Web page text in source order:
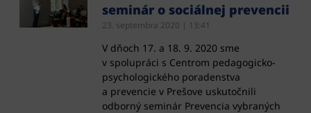
seminár o sociálnej prevencii
23. septembra 2020 13:41
V dňoch 17. a 18. 9. 2020 sme
v spolupráci s Centrom pedagogicko-
psychologického poradenstva
a prevencie v Prešove uskutočnili
odborný seminár Prevencia vybraných